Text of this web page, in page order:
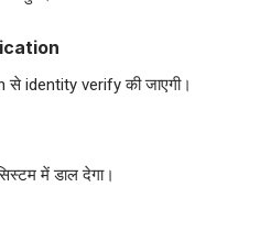
identity verify की जाएगी।
में डाल देगा।